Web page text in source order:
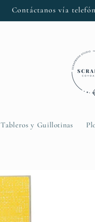
Contáctanos vía
Tableros y Guillotinas